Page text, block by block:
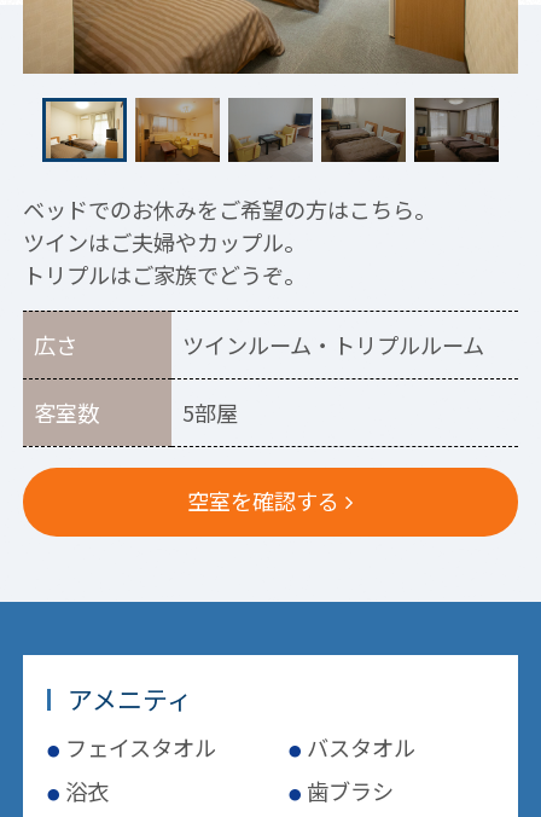
ベッドでのお休みをご希望の方はこちら。
ツインはご夫婦やカップル。
トリプルはご家族でどうぞ。
広さ ツインルーム・トリプルルーム
客室数 5部屋
空室を確認する
アメニティ
フェイスタオル
バスタオル
浴衣
歯ブラシ